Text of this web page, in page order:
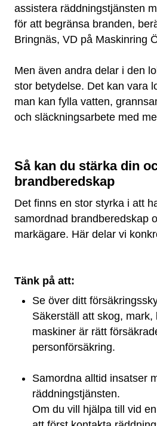
assistera räddningstjänsten
för att begränsa branden,
Bringnäs, VD på Maskinring
Men även andra delar i den
stor betydelse. Det kan vara
man kan fylla vatten,
och släckningsarbete med
Så kan du stärka din
brandberedskap
Det finns en stor styrka i att
samordnad brandberedskap
markägare. Här delar vi
Tänk på att:
Se över ditt
Säkerställ att skog, mark,
maskiner är rätt
personförsäkring.
Samordna alltid insatser
räddningstjänsten.
Om du vill hjälpa till vid